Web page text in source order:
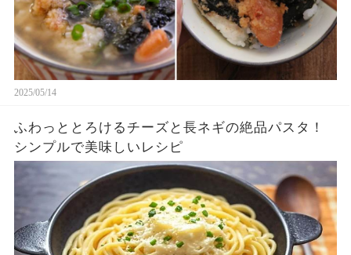
2025/05/14
ふわっととろけるチーズと長ネギの絶品パスタ！
シンプルで美味しいレシピ